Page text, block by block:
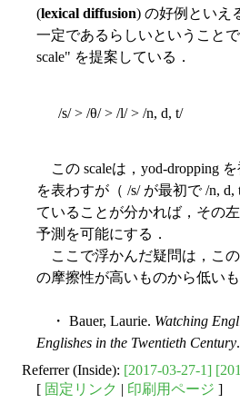
(lexical diffusion) の好例といえ
一定であるらしいということ
scale" を提案している．
/s/ > /θ/ > /l/ > /n, d, t/
この scaleは，yod-dropping
を表わすが（ /s/ が最初で /n,
ていることが分かれば，その
予測を可能にする．
ここで浮かんだ疑問は，こ
の摩擦性が高いものから低い
・ Bauer, Laurie. Watching
Englishes in the Twentieth Century
Referrer (Inside): [2017-03-27-1]
[ 固定リンク | 印刷用ページ ]